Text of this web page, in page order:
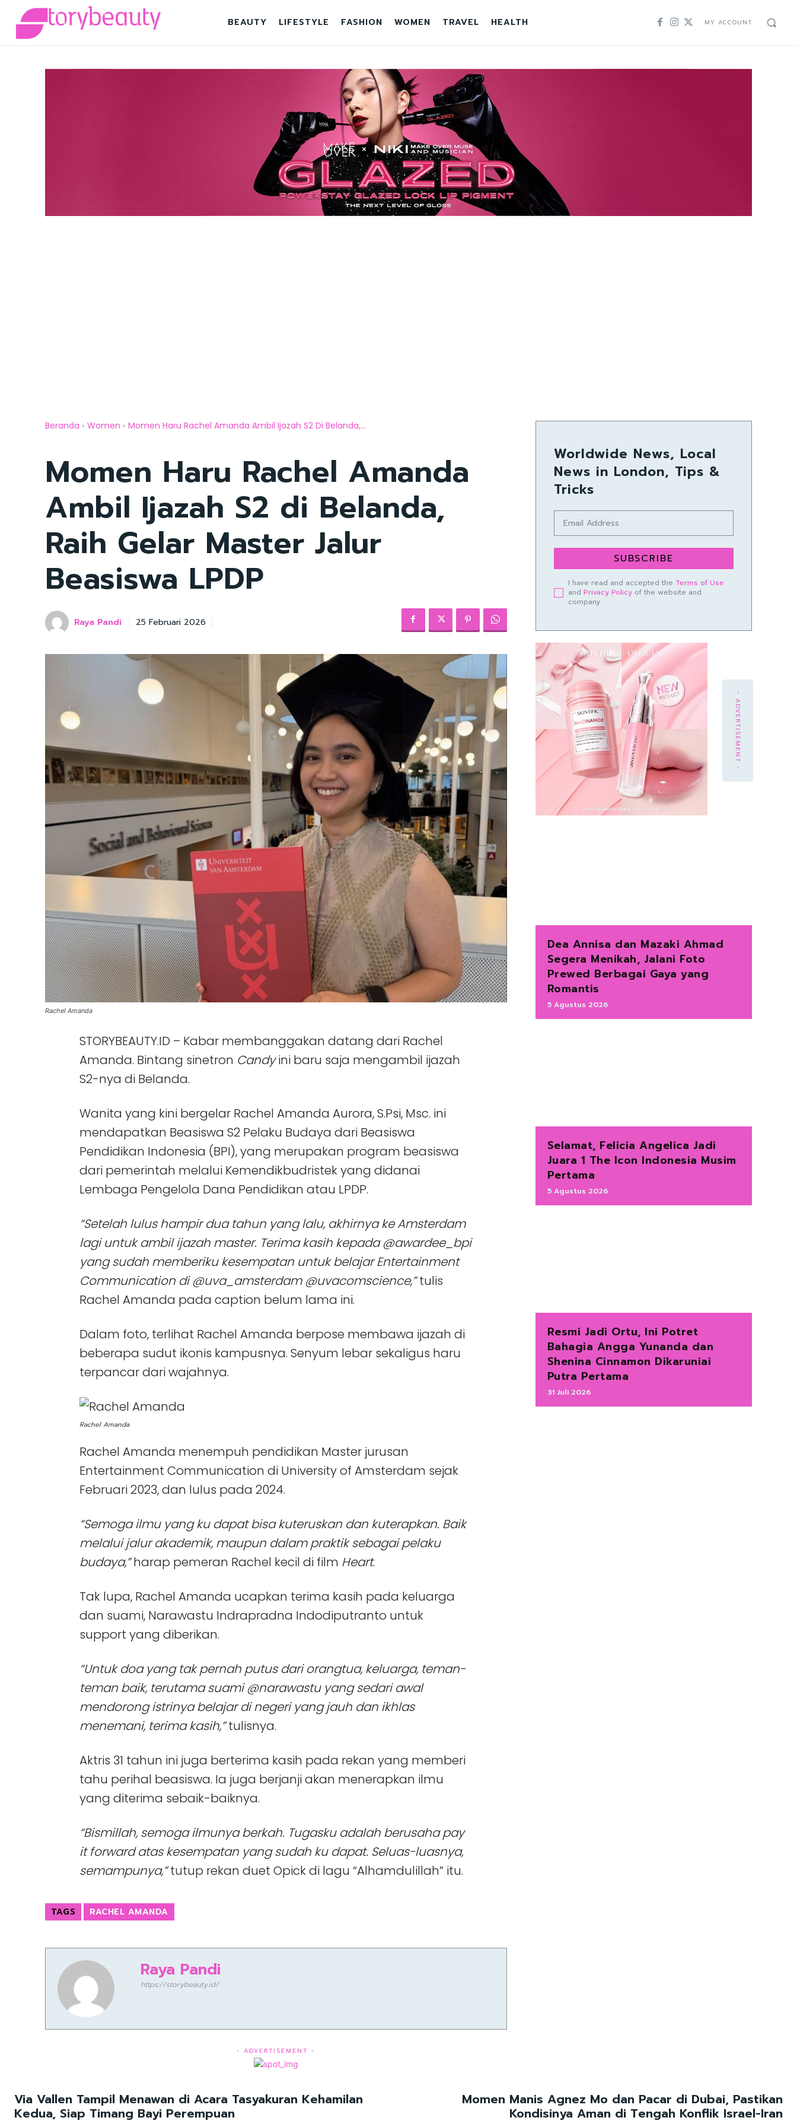
BEAUTY LIFESTYLE FASHION WOMEN TRAVEL HEALTH MY ACCOUNT
Beranda Women Momen Haru Rachel Amanda Ambil Ijazah S2 Di Belanda,...
Momen Haru Rachel Amanda
Ambil Ijazah S2 di Belanda,
Raih Gelar Master Jalur
Beasiswa LPDP
Raya Pandi 25 Februari 2026
Rachel Amanda
STORYBEAUTY.ID – Kabar membanggakan datang dari Rachel
Amanda. Bintang sinetron Candyini baru saja mengambil ijazah
S2-nya di Belanda.
Wanita yang kini bergelar Rachel Amanda Aurora, S.Psi, Msc. ini
mendapatkan Beasiswa S2 Pelaku Budaya dari Beasiswa
Pendidikan Indonesia (BPI), yang merupakan program beasiswa
dari pemerintah melalui Kemendikbudristek yang didanai
Lembaga Pengelola Dana Pendidikan atau LPDP.
“Setelah lulus hampir dua tahun yang lalu, akhirnya ke Amsterdam
lagi untuk ambil ijazah master. Terima kasih kepada @awardee_bpi
yang sudah memberiku kesempatan untuk belajar Entertainment
Communication di @uva_amsterdam @uvacomscience,”tulis
Rachel Amanda pada caption belum lama ini.
Dalam foto, terlihat Rachel Amanda berpose membawa ijazah di
beberapa sudut ikonis kampusnya. Senyum lebar sekaligus haru
terpancar dari wajahnya.
Rachel Amanda
Rachel Amanda menempuh pendidikan Master jurusan
Entertainment Communication di University of Amsterdam sejak
Februari 2023, dan lulus pada 2024.
“Semoga ilmu yang ku dapat bisa kuteruskan dan kuterapkan. Baik
melalui jalur akademik, maupun dalam praktik sebagai pelaku
budaya,”harap pemeran Rachel kecil di film Heart.
Tak lupa, Rachel Amanda ucapkan terima kasih pada keluarga
dan suami, Narawastu Indrapradna Indodiputranto untuk
support yang diberikan.
“Untuk doa yang tak pernah putus dari orangtua, keluarga, teman-
teman baik, terutama suami @narawastu yang sedari awal
mendorong istrinya belajar di negeri yang jauh dan ikhlas
menemani, terima kasih,”tulisnya.
Aktris 31 tahun ini juga berterima kasih pada rekan yang memberi
tahu perihal beasiswa. Ia juga berjanji akan menerapkan ilmu
yang diterima sebaik-baiknya.
“Bismillah, semoga ilmunya berkah. Tugasku adalah berusaha pay
it forward atas kesempatan yang sudah ku dapat. Seluas-luasnya,
semampunya,”tutup rekan duet Opick di lagu “Alhamdulillah” itu.
TAGS RACHEL AMANDA
Raya Pandi
https://storybeauty.id/
- ADVERTISEMENT -
Worldwide News, Local
News in London, Tips &
Tricks
SUBSCRIBE
I have read and accepted the Terms of Use
and Privacy Policyof the website and
company.
- ADVERTISEMENT -
Dea Annisa dan Mazaki Ahmad
Segera Menikah, Jalani Foto
Prewed Berbagai Gaya yang
Romantis
5 Agustus 2026
Selamat, Felicia Angelica Jadi
Juara 1 The Icon Indonesia Musim
Pertama
5 Agustus 2026
Resmi Jadi Ortu, Ini Potret
Bahagia Angga Yunanda dan
Shenina Cinnamon Dikaruniai
Putra Pertama
31 Juli 2026
Via Vallen Tampil Menawan di Acara Tasyakuran Kehamilan
Kedua, Siap Timang Bayi Perempuan
Momen Manis Agnez Mo dan Pacar di Dubai, Pastikan
Kondisinya Aman di Tengah Konflik Israel-Iran